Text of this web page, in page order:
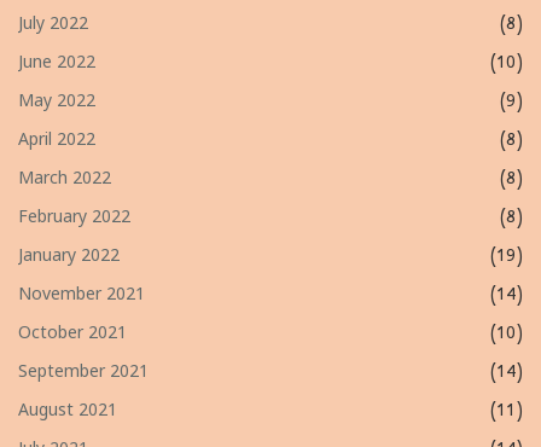
July 2022
(8)
June 2022
(10)
May 2022
(9)
April 2022
(8)
March 2022
(8)
February 2022
(8)
January 2022
(19)
November 2021
(14)
October 2021
(10)
September 2021
(14)
August 2021
(11)